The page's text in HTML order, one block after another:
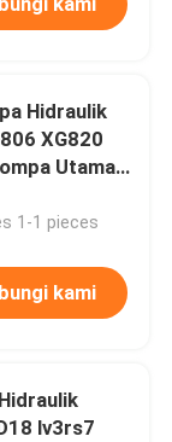
Hidraulik
XG820
Utama
1-1 pieces
kami
lv3rs7